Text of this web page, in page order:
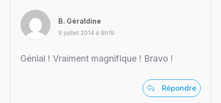
B. Géraldine
9 juillet 2014 à 9h19
Génial ! Vraiment magnifique ! Bravo !
Répondre